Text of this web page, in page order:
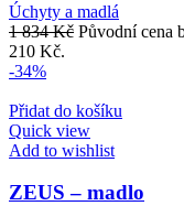
Úchyty a madlá
1 834Kč Původní cena
210 Kč.
-34%
Přidat do košíku
Quick view
Add to wishlist
ZEUS – madlo